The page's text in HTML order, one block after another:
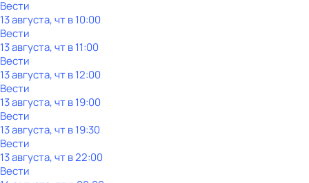
Вести
13 августа, чт в 10:00
Вести
13 августа, чт в 11:00
Вести
13 августа, чт в 12:00
Вести
13 августа, чт в 19:00
Вести
13 августа, чт в 19:30
Вести
13 августа, чт в 22:00
Вести